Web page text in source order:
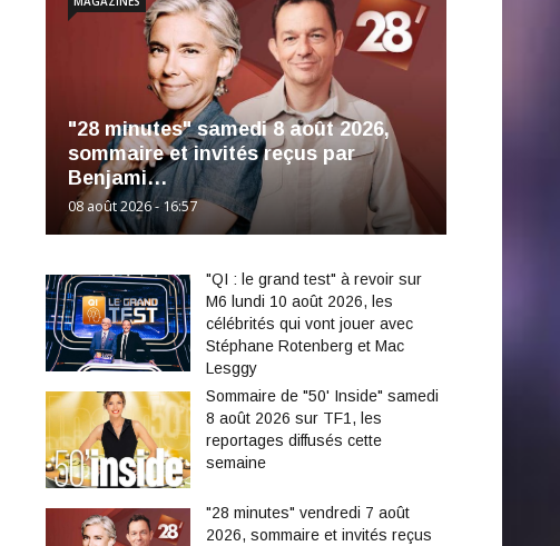
"28 minutes" samedi 8 août 2026,
sommaire et invités reçus par
Benjami…
08 août 2026 - 16:57
"QI : le grand test" à revoir sur
M6 lundi 10 août 2026, les
célébrités qui vont jouer avec
Stéphane Rotenberg et Mac
Lesggy
Sommaire de "50' Inside" samedi
8 août 2026 sur TF1, les
reportages diffusés cette
semaine
"28 minutes" vendredi 7 août
2026, sommaire et invités reçus